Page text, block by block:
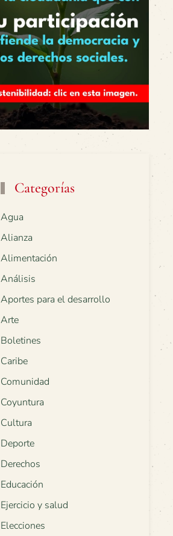
Categorías
Agua
Alianza
Alimentación
Análisis
Aportes para el desarrollo
Arte
Boletines
Caribe
Comunidad
Coyuntura
Cultura
Deporte
Derechos
Educación
Ejercicio y salud
Elecciones